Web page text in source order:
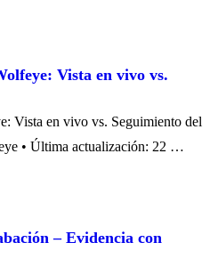
Vista en vivo vs.
Vista en vivo vs. Seguimiento del
• Última actualización: 22 …
– Evidencia con